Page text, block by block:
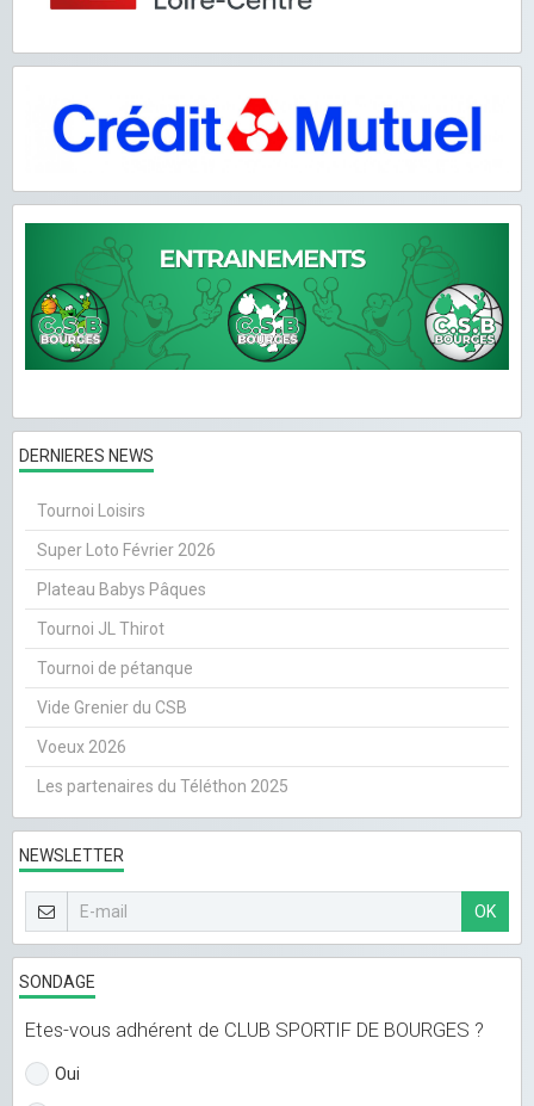
DERNIERES NEWS
Tournoi Loisirs
Super Loto Février 2026
Plateau Babys Pâques
Tournoi JL Thirot
Tournoi de pétanque
Vide Grenier du CSB
Voeux 2026
Les partenaires du Téléthon 2025
NEWSLETTER
OK
SONDAGE
Etes-vous adhérent de CLUB SPORTIF DE BOURGES ?
Oui